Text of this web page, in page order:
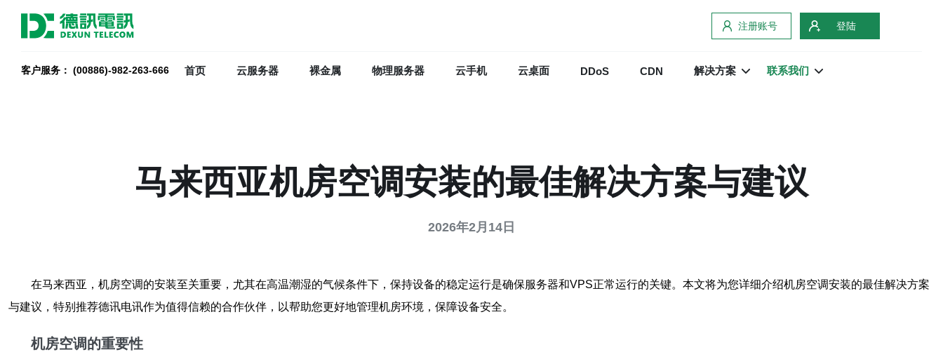
注册账号 登陆
客户服务： (00886)-982-263-666 首页 云服务器 裸金属 物理服务器 云手机 云桌面 DDoS CDN 解决方案 联系我们
马来西亚机房空调安装的最佳解决方案与建议
2026年2月14日
在马来西亚，机房空调的安装至关重要，尤其在高温潮湿的气候条件下，保持设备的稳定运行是确保服务器和VPS正常运行的关键。本文将为您详细介绍机房空调安装的最佳解决方案
与建议，特别推荐德讯电讯作为值得信赖的合作伙伴，以帮助您更好地管理机房环境，保障设备安全。
机房空调的重要性